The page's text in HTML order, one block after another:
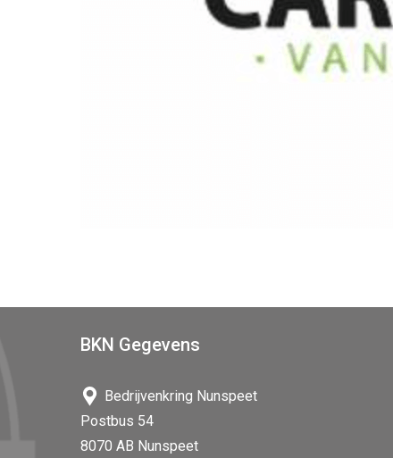
BKN Gegevens
Bedrijvenkring Nunspeet
Postbus 54
8070 AB Nunspeet